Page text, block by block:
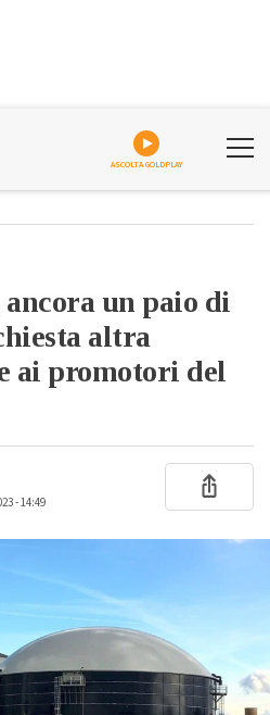
ASCOLTA GOLDPLAY
ancora un paio di
altra
ai promotori del
- 14:49